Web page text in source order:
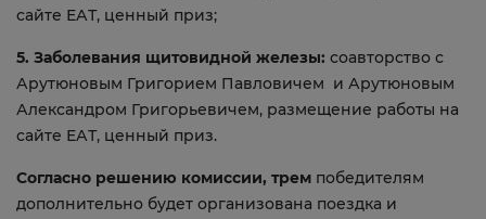
сайте ЕАТ, ценный приз;
5. Заболевания щитовидной железы: соавторство с
Арутюновым Григорием Павловичем и Арутюновым
Александром Григорьевичем, размещение работы на
сайте ЕАТ, ценный приз.
Согласно решению комиссии, трем победителям
дополнительно будет организована поездка и